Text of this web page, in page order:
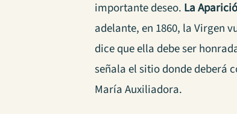
importante deseo. La
adelante, en 1860, la Virgen
dice que ella debe ser
señala el sitio donde deberá
María Auxiliadora.